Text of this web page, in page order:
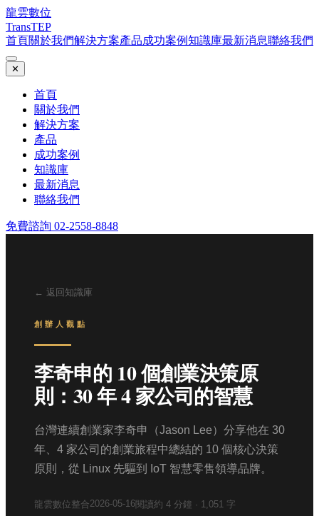
龍雲數位
TransTEP
首頁關於我們解決方案產品成功案例知識庫最新消息聯絡我們
✕
首頁
關於我們
解決方案
產品
成功案例
知識庫
最新消息
聯絡我們
免費諮詢 02-2558-8848
← 返回知識庫
創辦人觀點
李奇申的 10 個創業決策原
則：30 年 4 家公司的智慧
台灣連續創業家李奇申（Jason Lee）分享他在 30
年、4 家公司的創業旅程中總結的 10 個核心決策
原則，從 Linux 先驅到 IoT 智慧零售領導品牌。
龍雲數位整合2026-05-16閱讀約 4 分鐘 · 1,051 字